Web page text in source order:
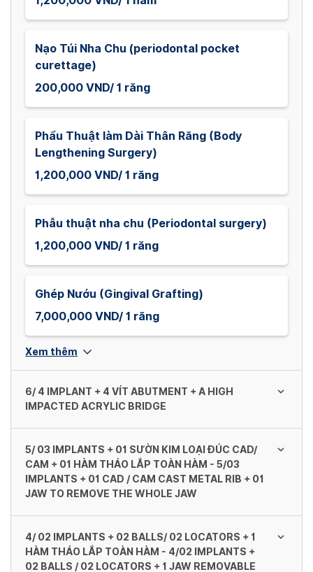
Nạo Túi Nha Chu (periodontal pocket
curettage)
200,000 VND/ 1 răng
Phẩu Thuật làm Dài Thân Răng (Body
Lengthening Surgery)
1,200,000 VND/ 1 răng
Phẫu thuật nha chu (Periodontal surgery)
1,200,000 VND/ 1 răng
Ghép Nướu (Gingival Grafting)
7,000,000 VND/ 1 răng
Xem thêm
6/ 4 IMPLANT + 4 VÍT ABUTMENT + A HIGH
IMPACTED ACRYLIC BRIDGE
Dentium (Mỹ/ Hàn Quốc)
138,000,000 VND/ 1 khung
Neodent (GM Helix) - Straumann (Thụy Sĩ)
138,000,000 VND/ 1 khung
5/ 03 IMPLANTS + 01 SƯỜN KIM LOẠI ĐÚC CAD/
CAM + 01 HÀM THÁO LẮP TOÀN HÀM - 5/03
IMPLANTS + 01 CAD / CAM CAST METAL RIB + 01
JAW TO REMOVE THE WHOLE JAW
Dentium (Mỹ/ Hàn Quốc) - Dentium (US /
South Korea)
4/ 02 IMPLANTS + 02 BALLS/ 02 LOCATORS + 1
HÀM THÁO LẮP TOÀN HÀM - 4/02 IMPLANTS +
02 BALLS / 02 LOCATORS + 1 JAW REMOVABLE